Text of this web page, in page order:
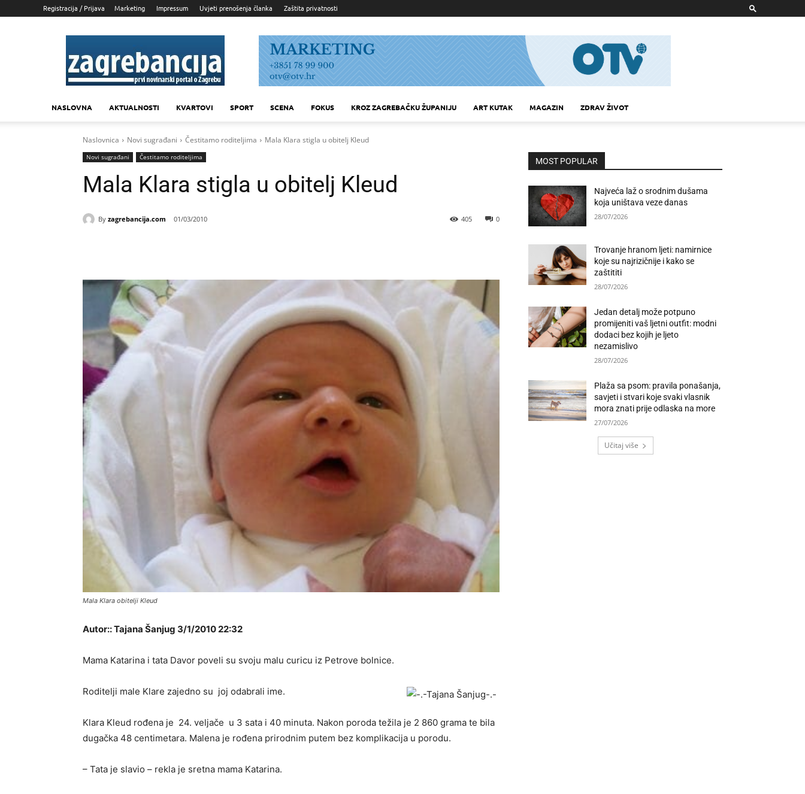
Registracija / Prijava Marketing Impressum Uvjeti prenošenja članka Zaštita privatnosti
Zagrebancija
NASLOVNA AKTUALNOSTI KVARTOVI SPORT SCENA FOKUS KROZ ZAGREBAČKU ŽUPANIJU ART KUTAK MAGAZIN ZDRAV ŽIVOT
Naslovnica Novi sugrađani Čestitamo roditeljima Mala Klara stigla u obitelj Kleud
Novi sugrađani Čestitamo roditeljima
Mala Klara stigla u obitelj Kleud
By zagrebancija.com 01/03/2010 0
405
Mala Klara obitelji Kleud
Autor:: Tajana Šanjug 3/1/2010 22:32
Mama Katarina i tata Davor poveli su svoju malu curicu iz Petrove bolnice.
Roditelji male Klare zajedno su joj odabrali ime.
Klara Kleud rođena je 24. veljače u 3 sata i 40 minuta. Nakon poroda težila je 2 860 grama te bila
dugačka 48 centimetara. Malena je rođena prirodnim putem bez komplikacija u porodu.
– Tata je slavio – rekla je sretna mama Katarina.
MOST POPULAR
Najveća laž o srodnim dušama
koja uništava veze danas
28/07/2026
Trovanje hranom ljeti: namirnice
koje su najrizičnije i kako se
zaštititi
28/07/2026
Jedan detalj može potpuno
promijeniti vaš ljetni outfit: modni
dodaci bez kojih je ljeto
nezamislivo
28/07/2026
Plaža sa psom: pravila ponašanja,
savjeti i stvari koje svaki vlasnik
mora znati prije odlaska na more
27/07/2026
Učitaj više